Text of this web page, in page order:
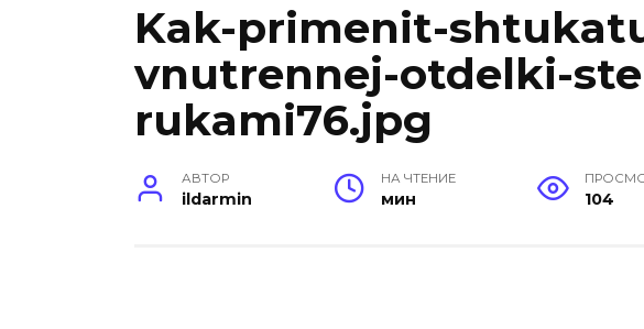
Kak-primenit-
vnutrennej-otdelki-
rukami76.jpg
АВТОР
ildarmin
НА ЧТЕНИЕ
мин 104